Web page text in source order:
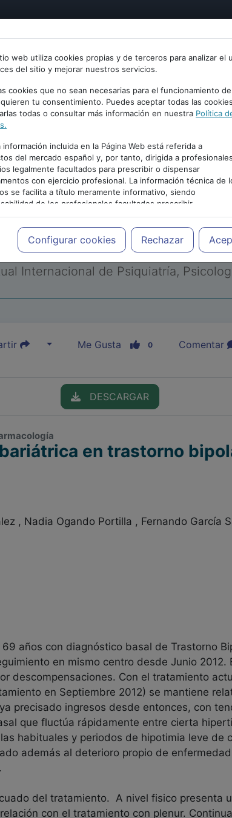
web utiliza cookies propias y de terceros para analizar el
del sitio y mejorar nuestros servicios.
cookies que no sean necesarias para el funcionamiento
tu consentimiento. Puedes aceptar todas las
todas o consultar más información en nuestra Política
información incluida en la Página Web está referida a
del mercado español y, por tanto, dirigida a profesionales
legalmente facultados para prescribir o dispensar
con ejercicio profesional. La información técnica de
se facilita a título meramente informativo, siendo
de los profesionales facultados prescribir
y decidir, en cada caso concreto, el tratamiento más
a las necesidades del paciente.
Configurar cookies Rechazar
PUBLICIDAD
Internacional de Psiquiatría,
Me Gusta 0 Comentar
DESCARGAR
en trastorno
, Nadia Ogando Portilla , Fernando García
años con diagnóstico basal de Trastorno
en mismo centro desde Junio
descompensaciones. Con el tratamiento
en Septiembre 2012) se mantiene
precisado ingresos desde entonces, con
que fluctúa rápidamente entre cierta
habituales y periodos de hipotimia leve de
además al deterioro propio de
del tratamiento. A nivel fisico presenta
con el tratamiento con plenur.